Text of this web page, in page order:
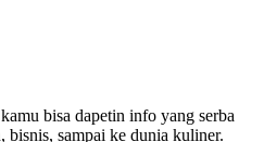
bisa dapetin info yang serba
bisnis, sampai ke dunia kuliner.